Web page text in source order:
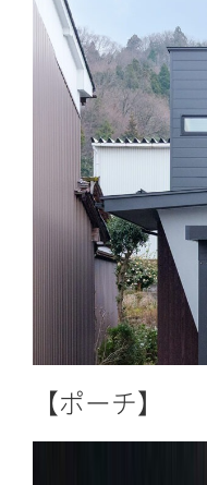
【ポーチ】